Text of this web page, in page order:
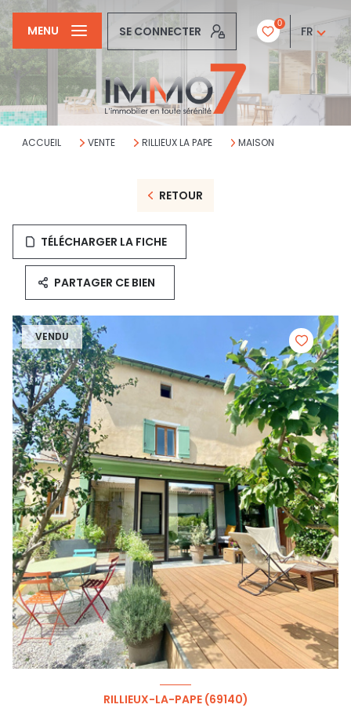
SE CONNECTER
0
FR
MENU
ACCUEIL VENTE RILLIEUX LA PAPE MAISON
RETOUR
TÉLÉCHARGER LA FICHE
PARTAGER CE BIEN
VENDU
RILLIEUX-LA-PAPE (69140)